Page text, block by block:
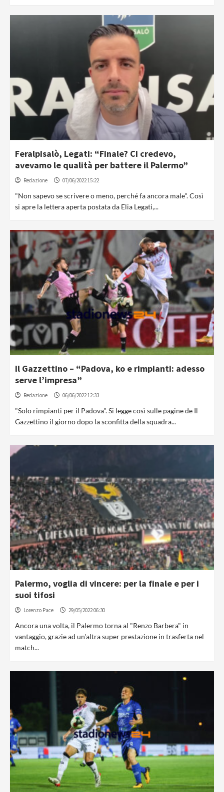
Feralpisalò, Legati: “Finale? Ci credevo,
avevamo le qualità per battere il Palermo”
Redazione 07/06/2022 15:22
"Non sapevo se scrivere o meno, perché fa ancora male". Così
si apre la lettera aperta postata da Elia Legati,...
Il Gazzettino – “Padova, ko e rimpianti: adesso
serve l’impresa”
Redazione 06/06/2022 12:33
"Solo rimpianti per il Padova". Si legge così sulle pagine de Il
Gazzettino il giorno dopo la sconfitta della squadra...
Palermo, voglia di vincere: per la finale e per i
suoi tifosi
Lorenzo Pace 29/05/2022 06:30
Ancora una volta, il Palermo torna al "Renzo Barbera" in
vantaggio, grazie ad un'altra super prestazione in trasferta nel
match...